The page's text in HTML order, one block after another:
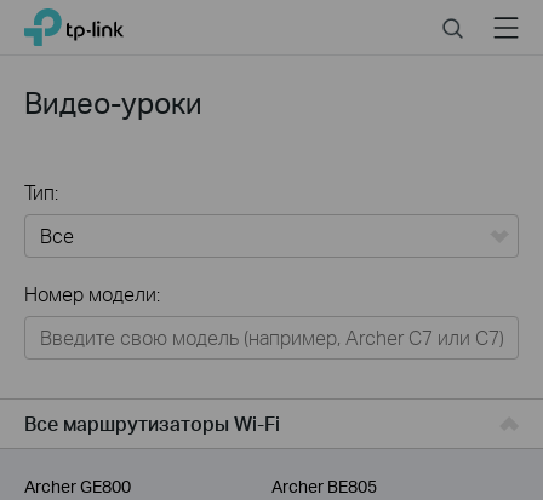
Click
navigation
TP-Link, Reliably Smart SearchMenu
Видео-уроки
Тип:
Для дома
Умный дом
Для операторов связи
Номер модели:
Все маршрутизаторы Wi-Fi
Archer GE800
Archer BE805